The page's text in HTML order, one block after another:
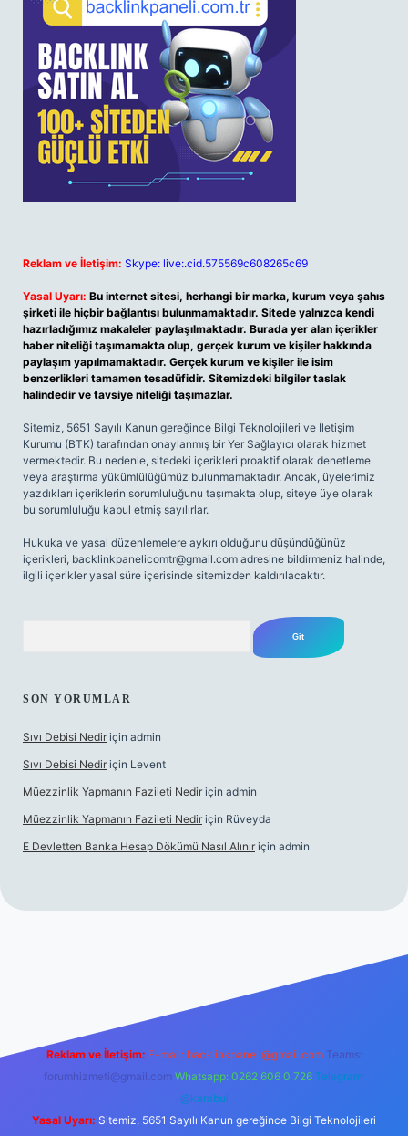
Reklam ve İletişim: Skype: live:.cid.575569c608265c69
Yasal Uyarı: Bu internet sitesi, herhangi bir marka, kurum veya şahıs
şirketi ile hiçbir bağlantısı bulunmamaktadır. Sitede yalnızca kendi
hazırladığımız makaleler paylaşılmaktadır. Burada yer alan içerikler
haber niteliği taşımamakta olup, gerçek kurum ve kişiler hakkında
paylaşım yapılmamaktadır. Gerçek kurum ve kişiler ile isim
benzerlikleri tamamen tesadüfidir. Sitemizdeki bilgiler taslak
halindedir ve tavsiye niteliği taşımazlar.
Sitemiz, 5651 Sayılı Kanun gereğince Bilgi Teknolojileri ve İletişim
Kurumu (BTK) tarafından onaylanmış bir Yer Sağlayıcı olarak hizmet
vermektedir. Bu nedenle, sitedeki içerikleri proaktif olarak denetleme
veya araştırma yükümlülüğümüz bulunmamaktadır. Ancak, üyelerimiz
yazdıkları içeriklerin sorumluluğunu taşımakta olup, siteye üye olarak
bu sorumluluğu kabul etmiş sayılırlar.
Hukuka ve yasal düzenlemelere aykırı olduğunu düşündüğünüz
içerikleri, backlinkpanelicomtr@gmail.com adresine bildirmeniz halinde,
ilgili içerikler yasal süre içerisinde sitemizden kaldırılacaktır.
SON YORUMLAR
Sıvı Debisi Nedir için admin
Sıvı Debisi Nedir için Levent
Müezzinlik Yapmanın Fazileti Nedir için admin
Müezzinlik Yapmanın Fazileti Nedir için Rüveyda
E Devletten Banka Hesap Dökümü Nasıl Alınır için admin
Reklam ve İletişim: E-mail: backlinkpaneli@gmail.com Teams:
forumhizmeti@gmail.com Whatsapp: 0262 606 0 726 Telegram:
@karabul
Yasal Uyarı: Sitemiz, 5651 Sayılı Kanun gereğince Bilgi Teknolojileri